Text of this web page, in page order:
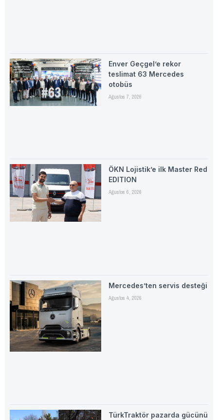
Enver Geçgel’e rekor
teslimat 63 Mercedes
otobüs
Ağustos 7, 2026
ÖKN Lojistik’e ilk Master Red
EDITION
Ağustos 6, 2026
Mercedes’ten servis desteği
Ağustos 4, 2026
TürkTraktör pazarda gücünü